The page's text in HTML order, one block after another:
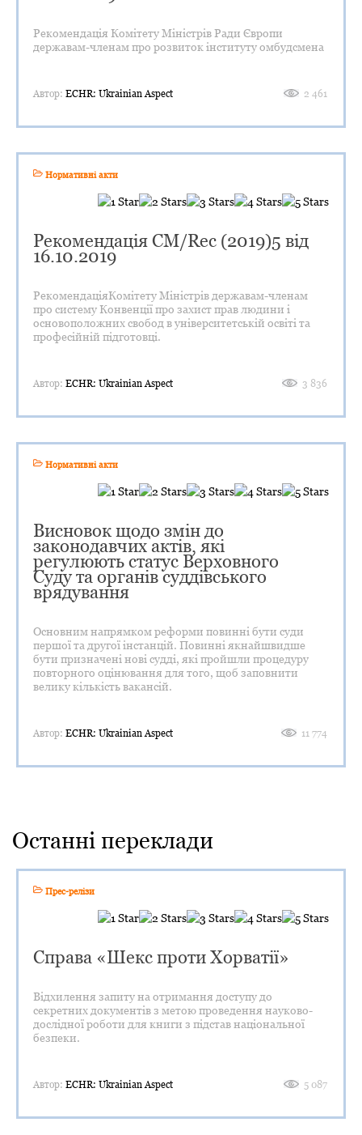
Рекомендація Комітету Міністрів Ради Європи
державам-членам про розвиток інституту омбудсмена
Автор: ECHR: Ukrainian Aspect 2 461
Нормативні акти
Рекомендація CM/Rec (2019)5 від
16.10.2019
РекомендаціяКомітету Міністрів державам-членам
про систему Конвенції про захист прав людини і
основоположних свобод в університетській освіті та
професійній підготовці.
Автор: ECHR: Ukrainian Aspect 3 836
Нормативні акти
Висновок щодо змін до
законодавчих актів, які
регулюють статус Верховного
Суду та органів суддівського
врядування
Основним напрямком реформи повинні бути суди
першої та другої інстанцій. Повинні якнайшвидше
бути призначені нові судді, які пройшли процедуру
повторного оцінювання для того, щоб заповнити
велику кількість вакансій.
Автор: ECHR: Ukrainian Aspect 11 774
Останні переклади
Прес-релізи
Справа «Шекс проти Хорватії»
Відхилення запиту на отримання доступу до
секретних документів з метою проведення науково-
дослідної роботи для книги з підстав національної
безпеки.
Автор: ECHR: Ukrainian Aspect 5 087